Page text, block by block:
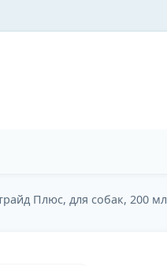
Плюс, для собак, 200 мл